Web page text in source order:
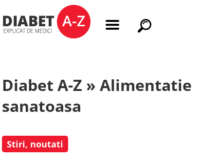
Diabet A-Z » Alimentatie
sanatoasa
Stiri, noutati